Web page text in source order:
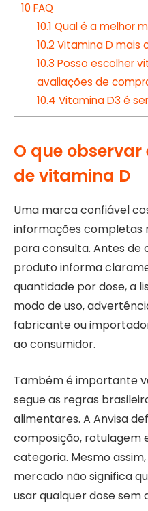
10 FAQ
10.1 Qual é a melhor
10.2Vitamina D mais
10.3 Posso escolher
avaliações de
10.4 Vitamina D3 é
O que
de vitamina D
Uma marca confiável
informações completas
para consulta. Antes de
produto informa
quantidade por dose, a
modo de uso,
fabricante ou
ao consumidor.
Também é importante
segue as regras
alimentares. A Anvisa
composição, rotulagem
categoria. Mesmo
mercado não significa
usar qualquer dose